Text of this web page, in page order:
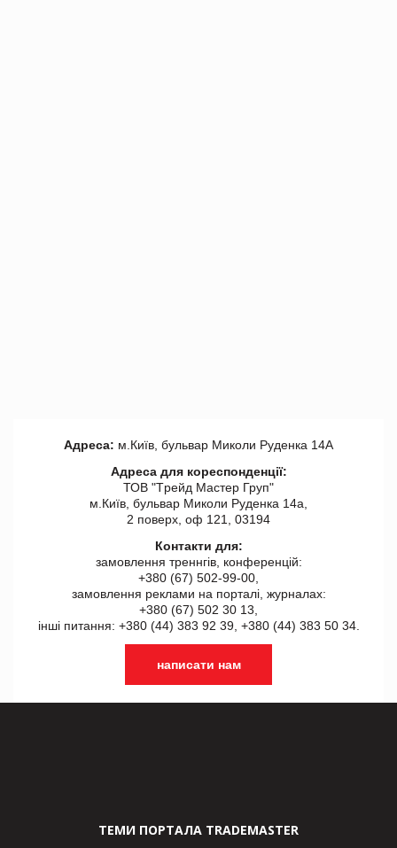
Адреса: м.Київ, бульвар Миколи Руденка 14А
Адреса для кореспонденції:
ТОВ "Tрейд Мастер Груп"
м.Київ, бульвар Миколи Руденка 14а,
2 поверх, оф 121, 03194
Контакти для:
замовлення треннгів, конференцій:
+380 (67) 502-99-00,
замовлення реклами на порталі, журналах:
+380 (67) 502 30 13,
інші питання: +380 (44) 383 92 39, +380 (44) 383 50 34.
написати нам
ТЕМИ ПОРТАЛА TRADEMASTER